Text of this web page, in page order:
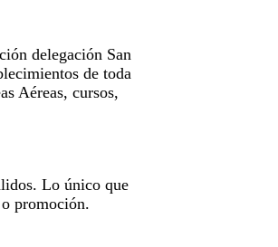
delegación San
de toda
Aéreas, cursos,
Lo único que
promoción.